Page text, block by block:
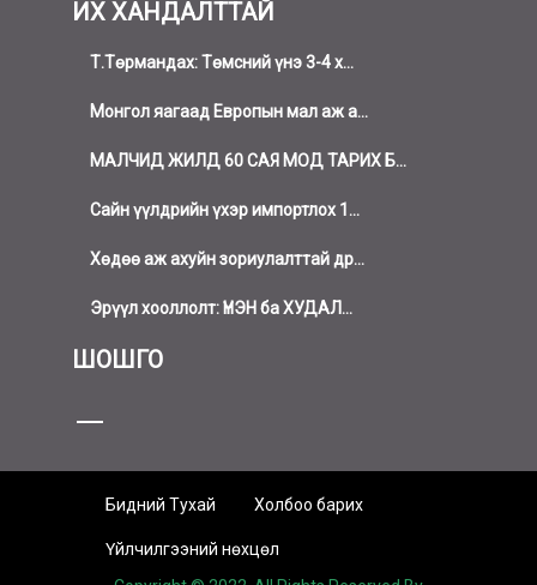
ИХ ХАНДАЛТТАЙ
Т.Төрмандах: Төмсний үнэ 3-4 х...
Монгол яагаад Европын мал аж а...
МАЛЧИД ЖИЛД 60 САЯ МОД ТАРИХ Б...
Сайн үүлдрийн үхэр импортлох 1...
Хөдөө аж ахуйн зориулалттай др...
Эрүүл хооллолт: ҮНЭН ба ХУДАЛ...
ШОШГО
Бидний Тухай Холбоо барих
Үйлчилгээний нөхцөл